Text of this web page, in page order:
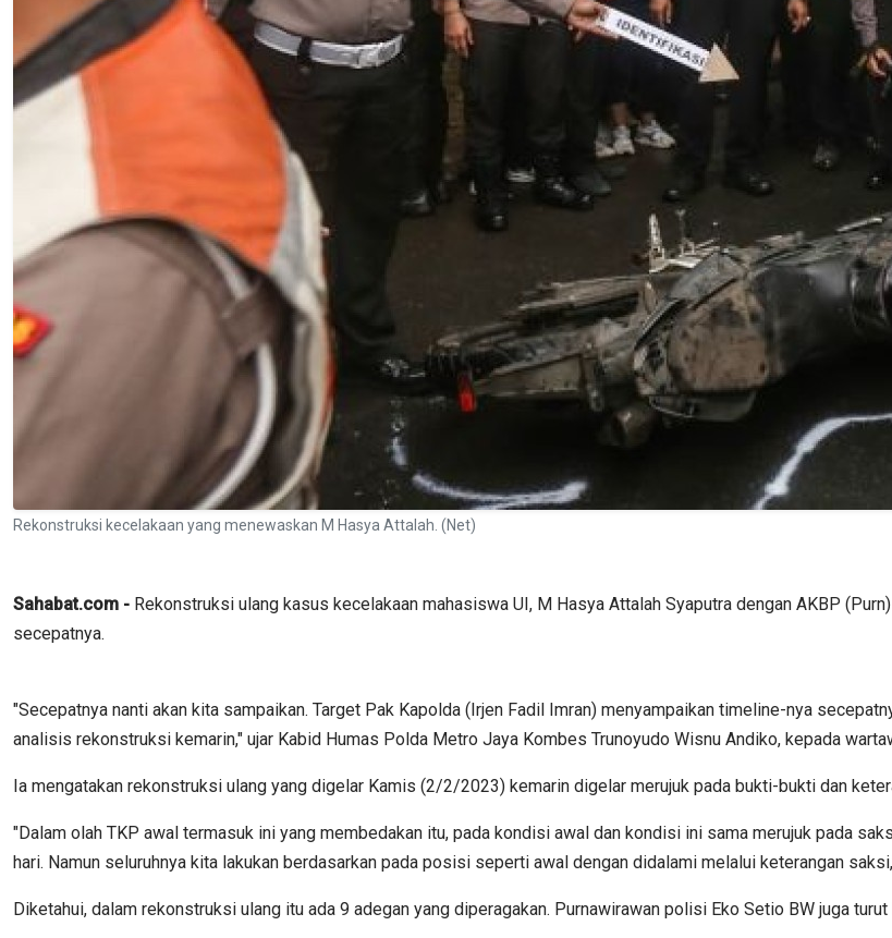
Rekonstruksi kecelakaan yang menewaskan M Hasya Attalah. (Net)
Sahabat.com - Rekonstruksi ulang kasus kecelakaan mahasiswa UI, M Hasya Attalah Syaputra dengan AKBP
secepatnya.
"Secepatnya nanti akan kita sampaikan. Target Pak Kapolda (Irjen Fadil Imran) menyampaikan timeline-nya
analisis rekonstruksi kemarin," ujar Kabid Humas Polda Metro Jaya Kombes Trunoyudo Wisnu Andiko, kepada
Ia mengatakan rekonstruksi ulang yang digelar Kamis (2/2/2023) kemarin digelar merujuk pada bukti-bukti dan
"Dalam olah TKP awal termasuk ini yang membedakan itu, pada kondisi awal dan kondisi ini sama merujuk pada
hari. Namun seluruhnya kita lakukan berdasarkan pada posisi seperti awal dengan didalami melalui keterangan
Diketahui, dalam rekonstruksi ulang itu ada 9 adegan yang diperagakan. Purnawirawan polisi Eko Setio BW juga